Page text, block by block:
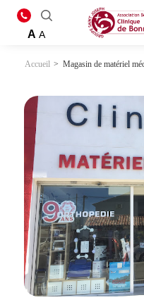
A A
Accueil > Magasin de matériel